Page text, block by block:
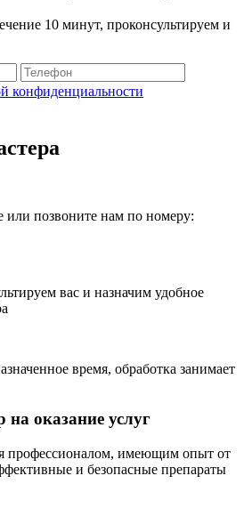
10 минут, проконсультируем и
конфиденциальности
или позвоните нам по номеру:
вас и назначим удобное
время, обработка занимает
оказание услуг
профессионалом, имеющим опыт от
и безопасные препараты